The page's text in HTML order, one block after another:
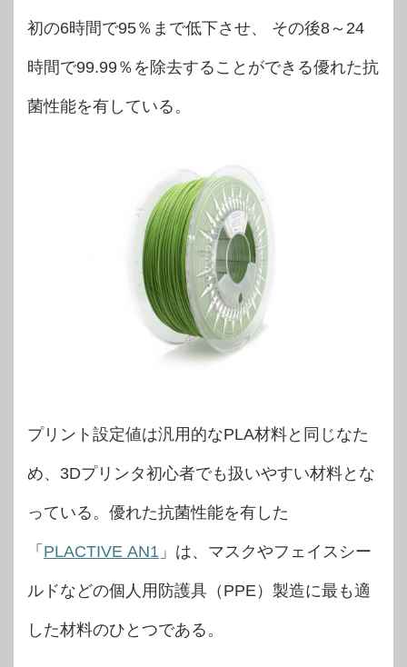
初の6時間で95％まで低下させ、 その後8～24
時間で99.99％を除去することができる優れた抗
菌性能を有している。
プリント設定値は汎用的なPLA材料と同じなた
め、3Dプリンタ初心者でも扱いやすい材料とな
っている。優れた抗菌性能を有した
「 PLACTIVE AN1 」は、マスクやフェイスシー
ルドなどの個人用防護具（PPE）製造に最も適
した材料のひとつである。